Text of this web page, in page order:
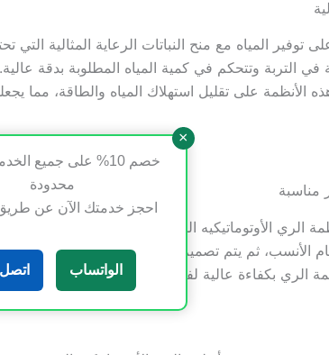
على توفير المياه مع منح النباتات الرعاية
وتتحكم في كمية المياه المطلوبة بدقة
على تقليل استهلاك المياه والطاقة، مما
مناسبة
الأوتوماتيكيه الحديثة بأعلى معايير الجودة
الأنسب، ثم يتم تصميم شبكة الري بطريقة احترافية
الري بكفاءة عالية لفترات طويلة، مع توفير خدمات
×
خصم 10% على جميع
محدودة
احجز خدمتك الآن عن
الواتساب اتصل